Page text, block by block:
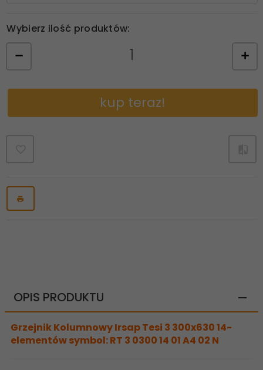
Wybierz ilość produktów:
kup teraz!
OPIS PRODUKTU
Grzejnik Kolumnowy Irsap Tesi 3 300x630 14-
elementów symbol: RT 3 0300 14 01 A4 02 N